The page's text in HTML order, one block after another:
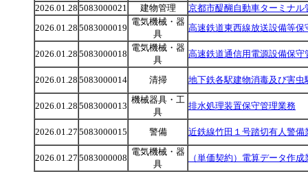
2026.01.28 5083000021 建物管理
京都市醍醐自動車ターミナル
2026.01.28 5083000019
電気機械・器
具
高速鉄道東西線放送設備等保
2026.01.28 5083000018
電気機械・器
具
高速鉄道通信用電源設備保守
2026.01.28 5083000014 清掃 地下鉄各駅建物消毒及び害虫
2026.01.28 5083000013
機械器具・工
具
排水処理装置保守管理業務
2026.01.27 5083000015 警備 近鉄線竹田１号踏切有人警備
2026.01.27 5083000008
電気機械・器
具
（単価契約）電算データ作